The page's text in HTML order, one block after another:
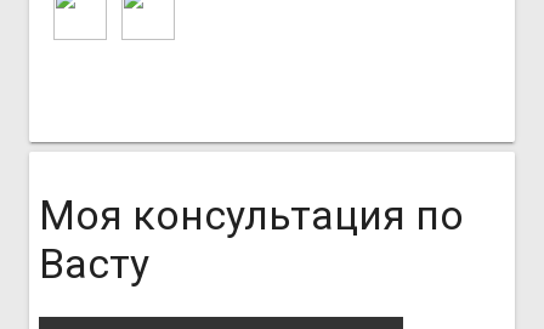
Моя консультация по
Васту